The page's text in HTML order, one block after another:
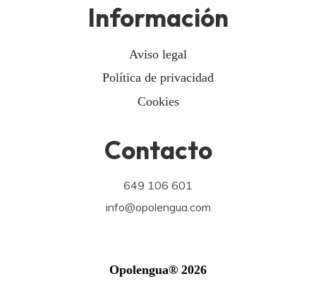
Información
Aviso legal
Política de privacidad
Cookies
Contacto
649 106 601
info@opolengua.com
Opolengua® 2026